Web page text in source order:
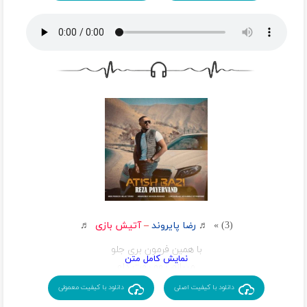
بچسبونش به دیوار دلوبهش بگو که دوست دارم منم
بگو هنوز مثل قبلا تو منو میخای
دوست دارم همه جا من از تو حمایت کنم
(3) » ♬ رضا پایروند –آتیش بازی
♬
با همین فرمون بری جلو
میبازم یهو بهت دلو
با این دست فرمونی که داری
به کشتن میدی تهش منو
دانلود با کیفیت اصلی دانلود با کیفیت معمولی